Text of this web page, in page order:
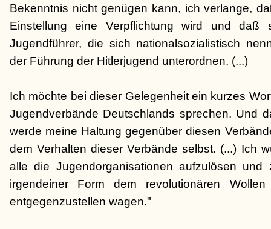
Bekenntnis nicht genügen kann, ich verlange,
Einstellung eine Verpflichtung wird und daß
Jugendführer, die sich nationalsozialistisch
der Führung der Hitlerjugend unterordnen. (...)
Ich möchte bei dieser Gelegenheit ein kurzes
Jugendverbände Deutschlands sprechen. Und
werde meine Haltung gegenüber diesen
dem Verhalten dieser Verbände selbst. (...) Ich
alle die Jugendorganisationen aufzulösen
irgendeiner Form dem revolutionären
entgegenzustellen wagen."